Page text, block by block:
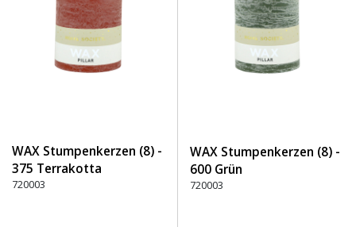
WAX Stumpenkerzen (8) -
375 Terrakotta
720003
WAX Stumpenkerzen (8) -
600 Grün
720003